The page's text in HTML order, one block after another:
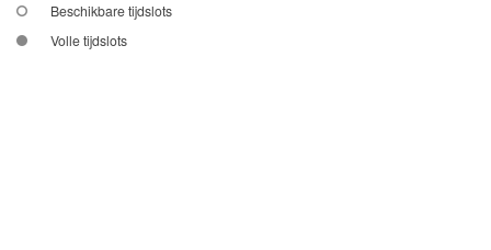
Beschikbare tijdslots
Volle tijdslots